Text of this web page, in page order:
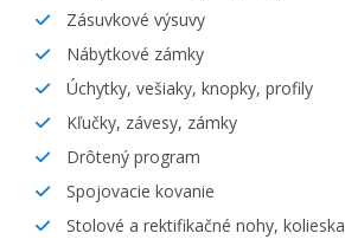
Zásuvkové výsuvy
Nábytkové zámky
Úchytky, vešiaky, knopky, profily
Kľučky, závesy, zámky
Drôtený program
Spojovacie kovanie
Stolové a rektifikačné nohy, kolieska